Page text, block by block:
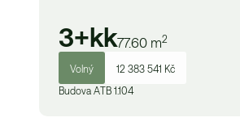
3+kk77.60 m2
Volný 12 383 541 Kč
Budova ATB 1.104